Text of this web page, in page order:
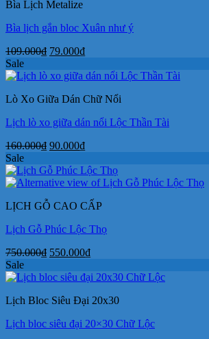
Bìa Lịch Metalize
Bìa lịch gắn bloc Xuân như ý
109.000₫ Giá
là:
79.000₫Giá
tại
79.000₫.
Sale
Lò Xo Giữa Dán Chữ Nổi
Lịch lò xo giữa dán nổi Lộc Thần Tài
160.000₫ Giá
là:
160.000₫.
90.000₫Giá
tại
là:
Sale
LỊCH GỖ CAO CẤP
Lịch Gỗ Phúc Lộc Thọ
750.000₫ Giá
là:
550.000₫Giá
tại
550.000₫.
Sale
Lịch Bloc Siêu Đại 20x30
Lịch bloc siêu đại 20×30 Chữ Lộc